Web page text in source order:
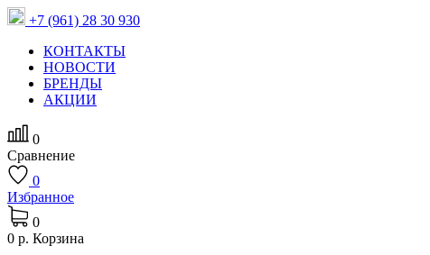
+7 (961) 28 30 930
КОНТАКТЫ
НОВОСТИ
БРЕНДЫ
АКЦИИ
0
Сравнение
0
Избранное
0
0 р. Корзина